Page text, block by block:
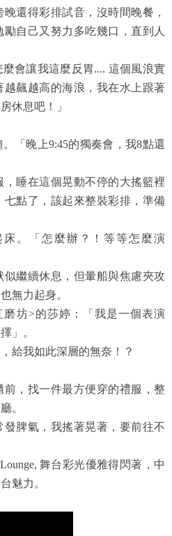
晚還得彩排試音，沒時間晚餐，
自己又努力多吃幾口，直到人
麼會讓我這麼反胃.... 這個風浪實
飆越高的海浪，我在水上跟著
休息吧！」
「晚上9:45的獨奏會，我8點還
睡在這個晃動不停的大搖籃裡
點了，該起來整裝彩排，準備
。「怎麼辦？！等等怎麼演
繼續休息，但暈船與焦慮夾攻
無力起身。
坊>的莎婷：「我是一個表演
」。
給我如此深層的無奈！？
，找一件最方便穿的禮服，整
。
脾氣，我搖著晃著，要前往不
舞台彩光優雅得閃著，中
魅力。